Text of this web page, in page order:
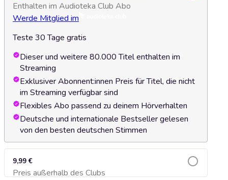
Enthalten im Audioteka Club Abo
Werde Mitglied im
Teste 30 Tage gratis
Dieser und weitere 80.000 Titel enthalten im
Streaming
Exklusiver Abonnent:innen Preis für Titel, die nicht
im Streaming verfügbar sind
Flexibles Abo passend zu deinem Hörverhalten
Deutsche und internationale Bestseller gelesen
von den besten deutschen Stimmen
9,99 €
Preis außerhalb des ClubsZum Warenkorb hinzufügen